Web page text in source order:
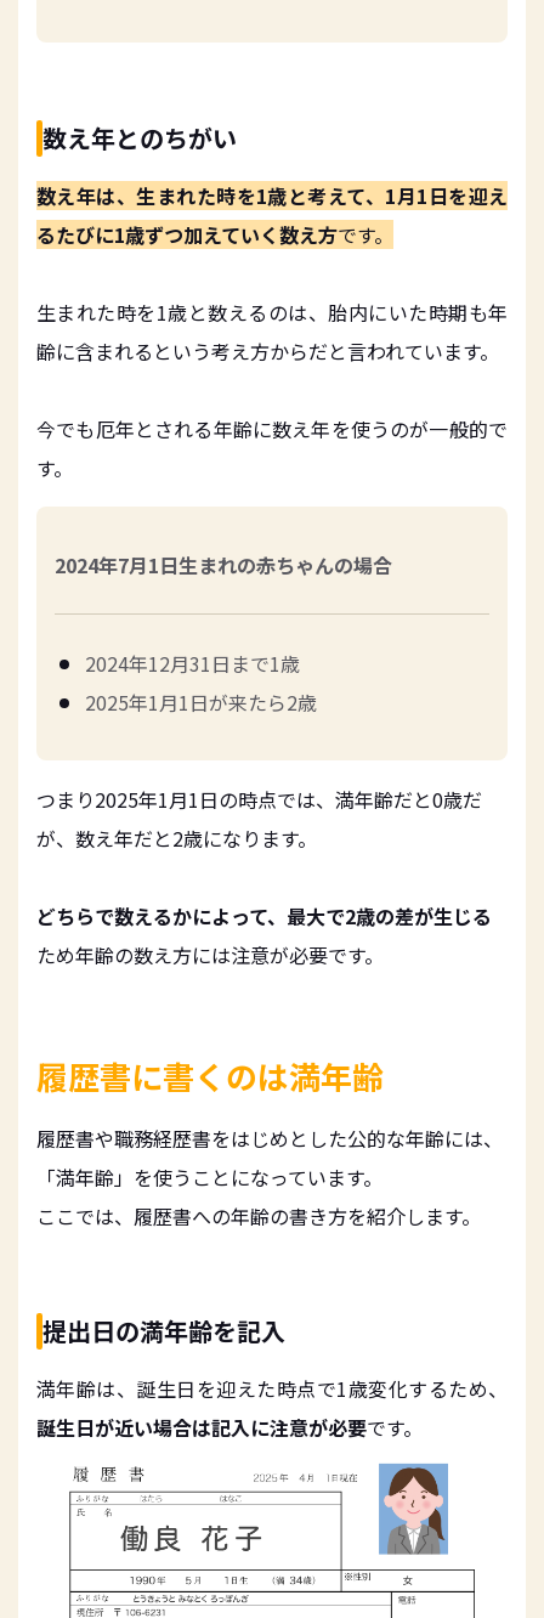
数え年とのちがい
数え年は、生まれた時を1歳と考えて、1月1日を迎え
るたびに1歳ずつ加えていく数え方です。
生まれた時を1歳と数えるのは、胎内にいた時期も年
齢に含まれるという考え方からだと言われています。
今でも厄年とされる年齢に数え年を使うのが一般的で
す。
2024年7月1日生まれの赤ちゃんの場合
2024年12月31日まで1歳
2025年1月1日が来たら2歳
つまり2025年1月1日の時点では、満年齢だと0歳だ
が、数え年だと2歳になります。
どちらで数えるかによって、最大で2歳の差が生じる
ため年齢の数え方には注意が必要です。
履歴書に書くのは満年齢
履歴書や職務経歴書をはじめとした公的な年齢には、
「満年齢」を使うことになっています。
ここでは、履歴書への年齢の書き方を紹介します。
提出日の満年齢を記入
満年齢は、誕生日を迎えた時点で1歳変化するため、
誕生日が近い場合は記入に注意が必要です。